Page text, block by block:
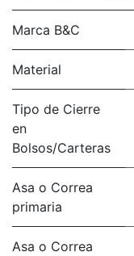
Marca B&C
Material
Tipo de Cierre
en
Bolsos/Carteras
Asa o Correa
primaria
Asa o Correa